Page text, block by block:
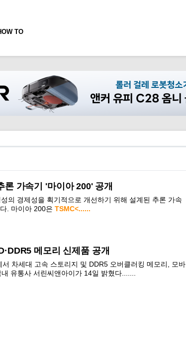
TO
론 가속기 '마이아 200' 공개
의 경제성을 획기적으로 개선하기 위해 설계된 추론 가속
. 마이아 200은 TSMC<......
메모리 신제품 공개
차세대 고속 스토리지 및 DDR5 오버클러킹 메모리, 모바
유통사 서린씨앤아이가 14일 밝혔다.......